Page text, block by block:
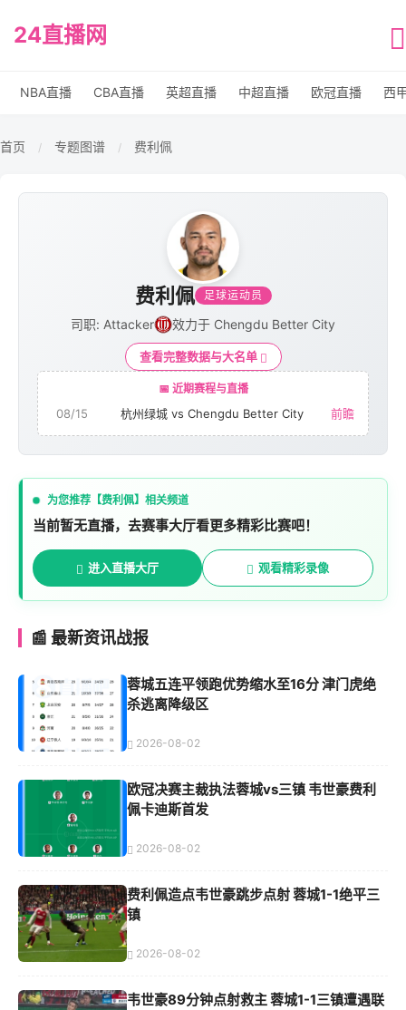
24直播网
NBA直播 CBA直播 英超直播 中超直播 欧冠直播 西
首页 / 专题图谱 / 费利佩
费利佩 足球运动员
司职: Attacker 效力于 Chengdu Better City
查看完整数据与大名单
📅 近期赛程与直播
08/15 杭州绿城 vs Chengdu Better City 前瞻
为您推荐【费利佩】相关频道
当前暂无直播，去赛事大厅看更多精彩比赛吧！
进入直播大厅 观看精彩录像
📰 最新资讯战报
蓉城五连平领跑优势缩水至16分 津门虎绝
杀逃离降级区
2026-08-02
欧冠决赛主裁执法蓉城vs三镇 韦世豪费利
佩卡迪斯首发
2026-08-02
费利佩造点韦世豪跳步点射 蓉城1-1绝平三
镇
2026-08-02
韦世豪89分钟点射救主 蓉城1-1三镇遭遇联